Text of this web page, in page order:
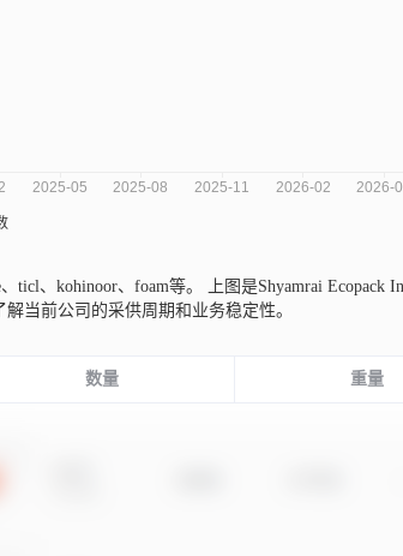
ticl、kohinoor、foam等。
上图是Shyamrai Ecopack
当前公司的采供周期和业务稳定性。
数量 重量